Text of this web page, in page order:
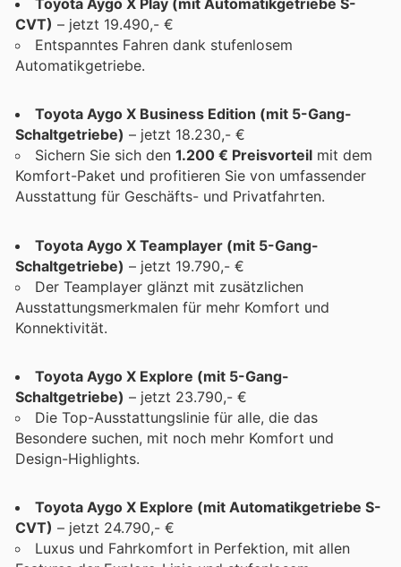
Toyota Aygo X Play (mit Automatikgetriebe S-
CVT) – jetzt 19.490,- €
Entspanntes Fahren dank stufenlosem
Automatikgetriebe.
Toyota Aygo X Business Edition (mit 5-Gang-
Schaltgetriebe) – jetzt 18.230,- €
Sichern Sie sich den 1.200 € Preisvorteil mit dem
Komfort-Paket und profitieren Sie von umfassender
Ausstattung für Geschäfts- und Privatfahrten.
Toyota Aygo X Teamplayer (mit 5-Gang-
Schaltgetriebe) – jetzt 19.790,- €
Der Teamplayer glänzt mit zusätzlichen
Ausstattungsmerkmalen für mehr Komfort und
Konnektivität.
Toyota Aygo X Explore (mit 5-Gang-
Schaltgetriebe) – jetzt 23.790,- €
Die Top-Ausstattungslinie für alle, die das
Besondere suchen, mit noch mehr Komfort und
Design-Highlights.
Toyota Aygo X Explore (mit Automatikgetriebe S-
CVT) – jetzt 24.790,- €
Luxus und Fahrkomfort in Perfektion, mit allen